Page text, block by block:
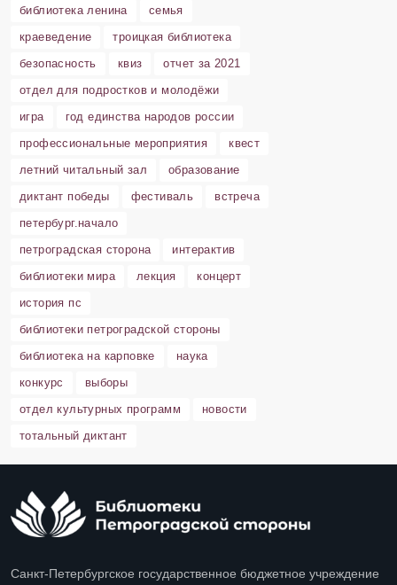
библиотека ленина
семья
краеведение
троицкая библиотека
безопасность
квиз
отчет за 2021
отдел для подростков и молодёжи
игра
год единства народов россии
профессиональные мероприятия
квест
летний читальный зал
образование
диктант победы
фестиваль
встреча
петербург.начало
петроградская сторона
интерактив
библиотеки мира
лекция
концерт
история пс
библиотеки петроградской стороны
библиотека на карповке
наука
конкурс
выборы
отдел культурных программ
новости
тотальный диктант
Санкт-Петербургское государственное бюджетное учреждение